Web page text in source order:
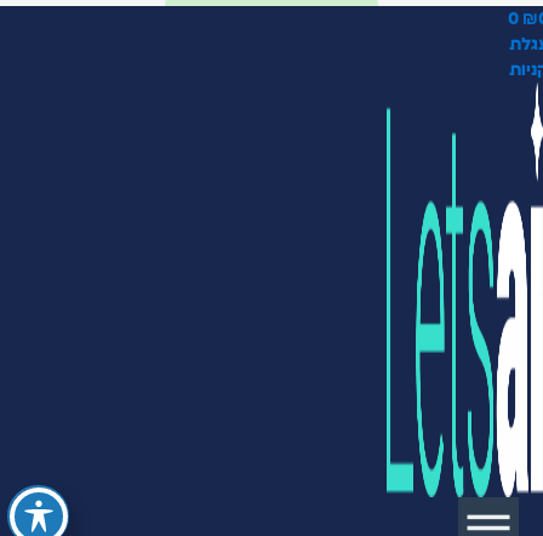
₪
0